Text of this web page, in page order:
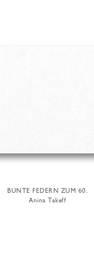
BUNTE FEDERN ZUM 60.
Anina Takeff